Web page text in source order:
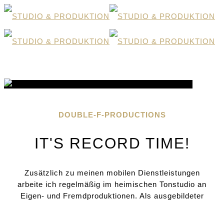
DOUBLE-F-PRODUCTIONS
IT'S RECORD TIME!
Zusätzlich zu meinen mobilen Dienstleistungen
arbeite ich regelmäßig im heimischen Tonstudio an
Eigen- und Fremdproduktionen. Als ausgebildeter